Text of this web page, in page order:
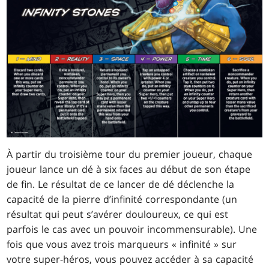
À partir du troisième tour du premier joueur, chaque
joueur lance un dé à six faces au début de son étape
de fin. Le résultat de ce lancer de dé déclenche la
capacité de la pierre d’infinité correspondante (un
résultat qui peut s’avérer douloureux, ce qui est
parfois le cas avec un pouvoir incommensurable). Une
fois que vous avez trois marqueurs « infinité » sur
votre super-héros, vous pouvez accéder à sa capacité